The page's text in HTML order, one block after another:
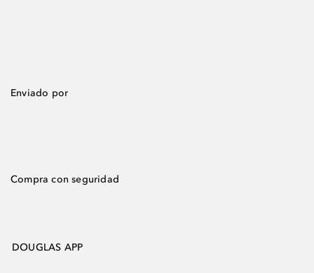
Enviado por
Compra con seguridad
DOUGLAS APP